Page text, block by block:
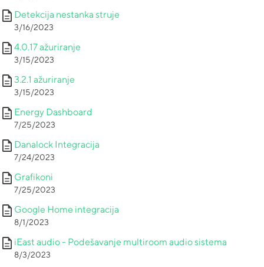
description Detekcija nestanka struje
3/16/2023
description 4.0.17 ažuriranje
3/15/2023
description 3.2.1 ažuriranje
3/15/2023
description Energy Dashboard
7/25/2023
description Danalock Integracija
7/24/2023
description Grafikoni
7/25/2023
description Google Home integracija
8/1/2023
description iEast audio - Podešavanje multiroom audio sistema
8/3/2023